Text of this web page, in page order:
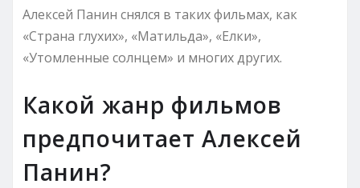
Алексей Панин снялся в таких фильмах, как
«Страна глухих», «Матильда», «Елки»,
«Утомленные солнцем» и многих других.
Какой жанр фильмов
предпочитает Алексей
Панин?